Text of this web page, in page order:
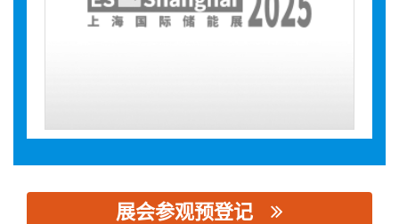
展会参观预登记